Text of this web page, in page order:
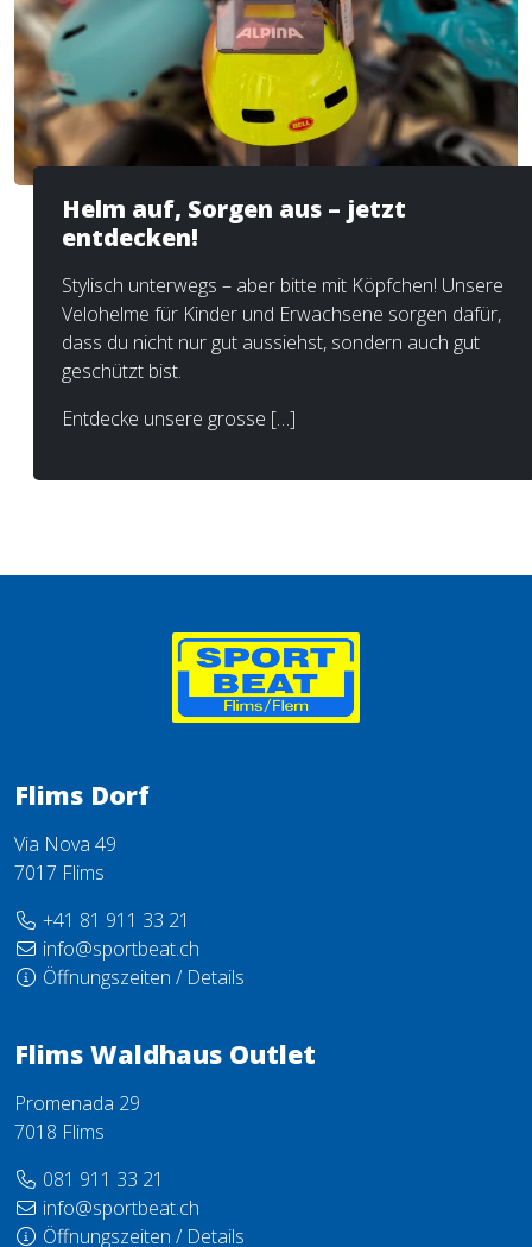
Helm auf, Sorgen aus – jetzt
entdecken!
Stylisch unterwegs – aber bitte mit Köpfchen! Unsere
Velohelme für Kinder und Erwachsene sorgen dafür,
dass du nicht nur gut aussiehst, sondern auch gut
geschützt bist.
Entdecke unsere grosse […]
Flims Dorf
Via Nova 49
7017 Flims
+41 81 911 33 21
info@sportbeat.ch
Öffnungszeiten / Details
Flims Waldhaus Outlet
Promenada 29
7018 Flims
081 911 33 21
info@sportbeat.ch
Öffnungszeiten / Details